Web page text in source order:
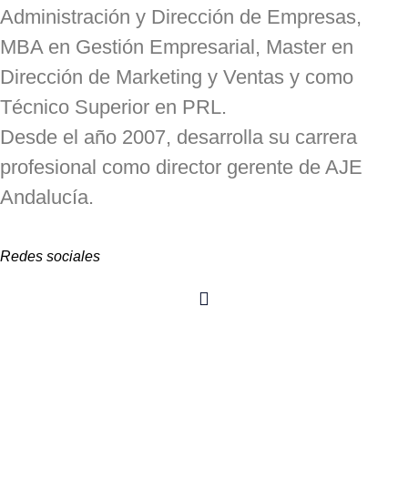
Administración y Dirección de Empresas,
MBA en Gestión Empresarial, Master en
Dirección de Marketing y Ventas y como
Técnico Superior en PRL.
Desde el año 2007, desarrolla su carrera
profesional como director gerente de AJE
Andalucía.
Redes sociales